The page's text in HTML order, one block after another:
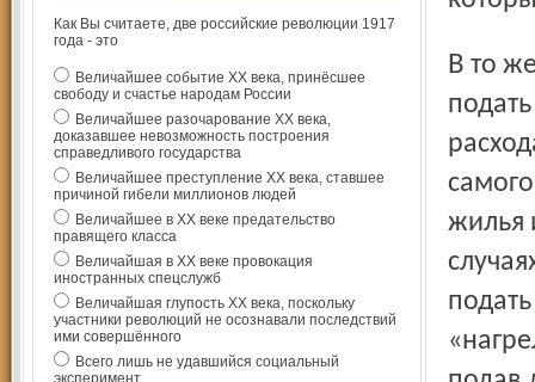
Как Вы считаете, две российские революции 1917
года - это
Величайшее событие ХХ века, принёсшее
свободу и счастье народам России
Величайшее разочарование ХХ века,
доказавшее невозможность построения
справедливого государства
Величайшее преступление ХХ века, ставшее
причиной гибели миллионов людей
Величайшее в ХХ веке предательство
правящего класса
Величайшая в ХХ веке провокация
иностранных спецслужб
Величайшая глупость ХХ века, поскольку
участники революций не осознавали последствий
ими совершённого
Всего лишь не удавшийся социальный
эксперимент
В то же время налогоплательщик может добровольно
жилья